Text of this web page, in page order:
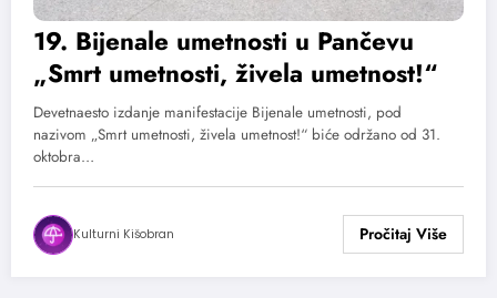
19. Bijenale umetnosti u Pančevu
„Smrt umetnosti, živela umetnost!“
Devetnaesto izdanje manifestacije Bijenale umetnosti, pod
nazivom „Smrt umetnosti, živela umetnost!“ biće održano od 31.
oktobra…
Kulturni Kišobran